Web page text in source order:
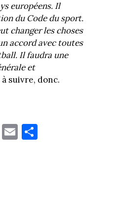
européens. Il
du Code du sport.
changer les choses
accord avec toutes
Il faudra une
et
à suivre, donc.
E
m
Pa